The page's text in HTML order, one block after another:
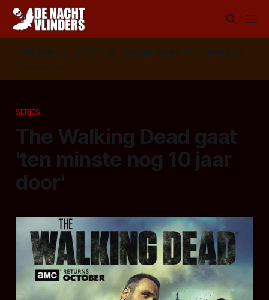
Volg ons op: 📣 RSS 📰 Google News 🦋 Bluesky
✉️
Nieuwsbrief
SERIES
The Walking Dead gaat
'ten minste nog 10 jaar
door'